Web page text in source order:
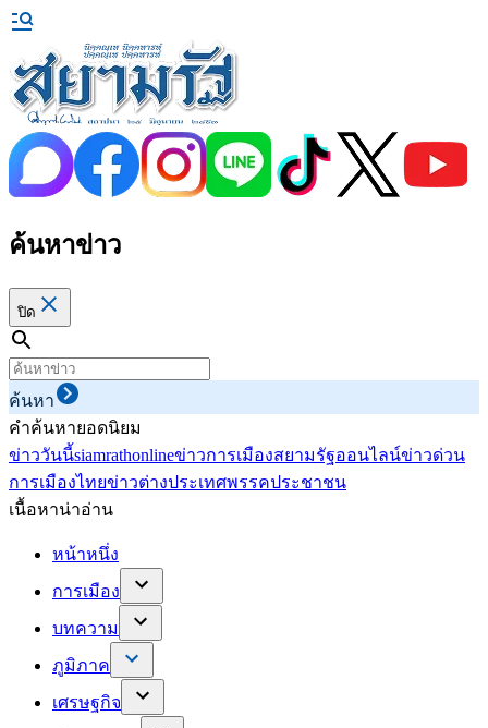
ค้นหาข่าว
ปิด
ค้นหา
คำค้นหายอดนิยม
ข่าววันนี้siamrathonlineข่าวการเมืองสยามรัฐออนไลน์ข่าวด่วน
การเมืองไทยข่าวต่างประเทศพรรคประชาชน
เนื้อหาน่าอ่าน
หน้าหนึ่ง
การเมือง
บทความ
ภูมิภาค
เศรษฐกิจ